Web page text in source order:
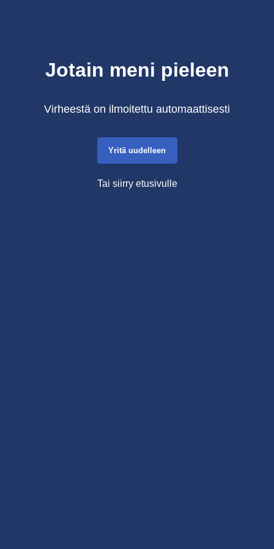
Jotain meni pieleen
Virheestä on ilmoitettu automaattisesti
Yritä uudelleen
Tai siirry etusivulle